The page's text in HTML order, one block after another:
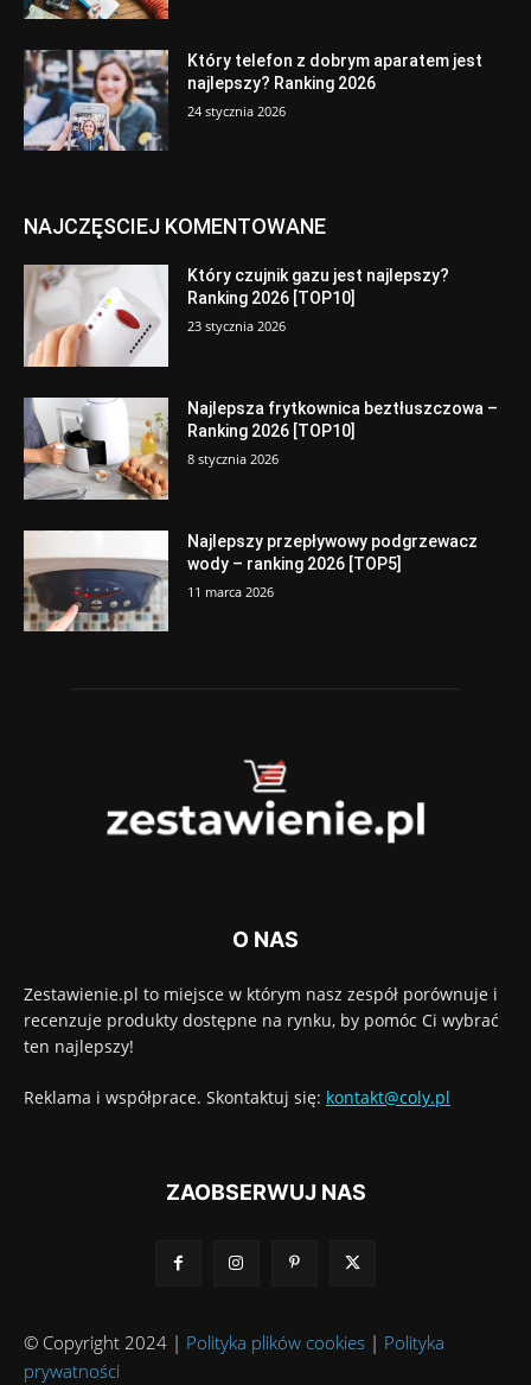
Który telefon z dobrym aparatem jest
najlepszy? Ranking 2026
24 stycznia 2026
NAJCZĘSCIEJ KOMENTOWANE
Który czujnik gazu jest najlepszy?
Ranking 2026 [TOP10]
23 stycznia 2026
Najlepsza frytkownica beztłuszczowa –
Ranking 2026 [TOP10]
8 stycznia 2026
Najlepszy przepływowy podgrzewacz
wody – ranking 2026 [TOP5]
11 marca 2026
O NAS
Zestawienie.pl to miejsce w którym nasz zespół porównuje i
recenzuje produkty dostępne na rynku, by pomóc Ci wybrać
ten najlepszy!
Reklama i współprace. Skontaktuj się: kontakt@coly.pl
ZAOBSERWUJ NAS
© Copyright 2024 | Polityka plików cookies | Polityka
prywatności